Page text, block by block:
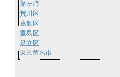
茅ヶ崎
荒川区
葛飾区
豊島区
足立区
東久留米市